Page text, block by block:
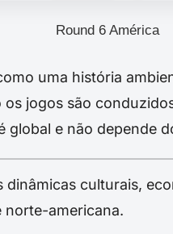
Round 6 América
uma história
jogos são
global e não depende
culturais,
norte-americana.